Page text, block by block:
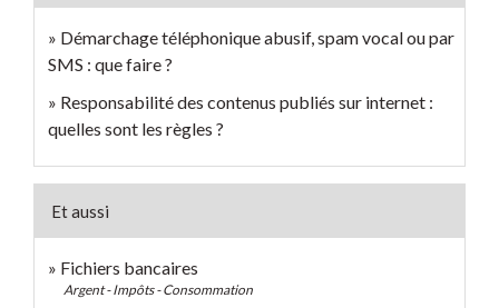
Démarchage téléphonique abusif, spam vocal ou par
SMS : que faire ?
Responsabilité des contenus publiés sur internet :
quelles sont les règles ?
Et aussi
Fichiers bancaires
Argent - Impôts - Consommation